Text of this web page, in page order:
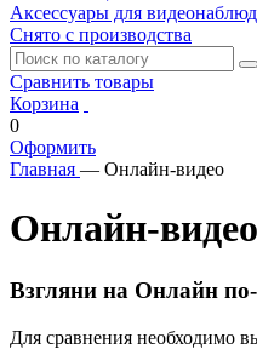
Аксессуары для
Снято с производства
Сравнить товары
Корзина
0
Оформить
Главная — Онлайн-видео
Онлайн-видео
Взгляни на Онлайн
Для сравнения необходимо